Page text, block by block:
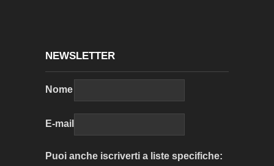
NEWSLETTER
Nome
E-mail
Puoi anche iscriverti a liste specifiche: